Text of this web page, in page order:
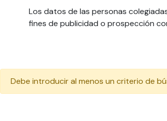
Los datos de las personas
fines de publicidad o prospección
Debe introducir al menos un criterio de